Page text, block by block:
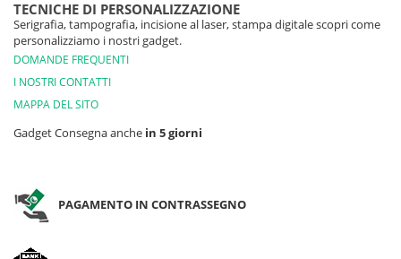
TECNICHE DI PERSONALIZZAZIONE
Serigrafia, tampografia, incisione al laser, stampa digitale scopri come
personalizziamo i nostri gadget.
DOMANDE FREQUENTI
I NOSTRI CONTATTI
MAPPA DEL SITO
Gadget Consegna anche in 5 giorni
PAGAMENTO IN CONTRASSEGNO